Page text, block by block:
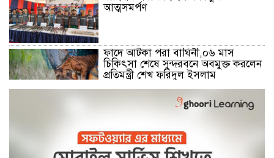
আত্মসমর্পণ
ফাদে আটকা পরা বাঘিনী,০৬ মাস
চিকিৎসা শেষে সুন্দরবনে অবমুক্ত করলেন
প্রতিমন্ত্রী শেখ ফরিদুল ইসলাম
মোংলা নদীতে ২৪ ঘন্টা ফেরি চলাচলের